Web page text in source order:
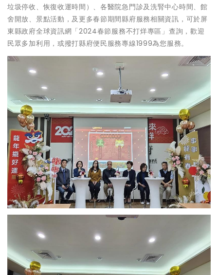
垃圾停收、恢復收運時間）、各醫院急門診及洗腎中心時間、館
舍開放、景點活動，及更多春節期間縣府服務相關資訊，可於屏
東縣政府全球資訊網「2024春節服務不打烊專區」查詢，歡迎
民眾多加利用，或撥打縣府便民服務專線1999為您服務。